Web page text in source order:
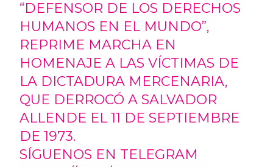
“DEFENSOR DE LOS DERECHOS
HUMANOS EN EL MUNDO”,
REPRIME MARCHA EN
HOMENAJE A LAS VÍCTIMAS DE
LA DICTADURA MERCENARIA,
QUE DERROCÓ A SALVADOR
ALLENDE EL 11 DE SEPTIEMBRE
DE 1973.
SÍGUENOS EN TELEGRAM